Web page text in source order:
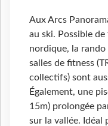
Aux Arcs
au ski. Possible
nordique, la rando
salles de fitness
collectifs) sont
Également, une
15m) prolongée
sur la vallée. Idéal